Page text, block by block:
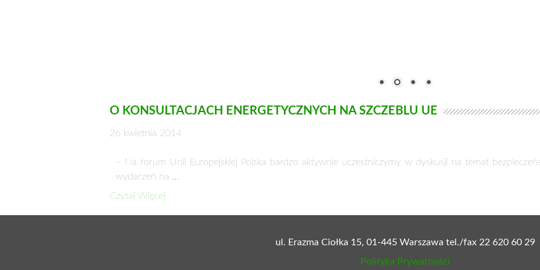
O KONSULTACJACH ENERGETYCZNYCH NA SZCZEBLU UE
26 kwietnia 2014
– Na forum Unii Europejskiej Polska bardzo aktywnie uczestniczymy w dyskusji na temat
wydarzeń na …
Czytaj Więcej
ul. Erazma Ciołka 15, 01-445 Warszawa tel./fax 22 620 60 29
Polityka Prywatności